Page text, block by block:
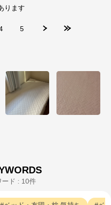
ります
5
ード : 10件